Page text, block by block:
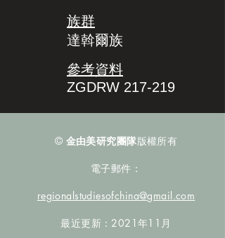
族群
達斡爾族
參考資料
ZGDRW 217-219
© 金由美研究團隊版權所有
電子郵件：
regionalstudiesofchina@gmail.com
最近更新：2021年11月